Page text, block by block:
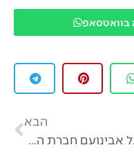
בוואטסאפ
הבא
מי-גל אבינועם חברת המועצה באבן יהודה בראיון מהלב